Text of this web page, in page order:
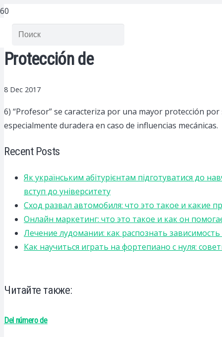
Protección de
8 Dec 2017
6) “Profesor” se caracteriza por una mayor protección por
especialmente duradera en caso de influencias mecánicas.
Recent Posts
Як українським абітурієнтам підготуватися до
вступ до університету
Сход развал автомобиля: что это такое и какие
Онлайн маркетинг: что это такое и как он
Лечение лудомании: как распознать
Как научиться играть на фортепиано с нуля:
Читайте также:
Del número de